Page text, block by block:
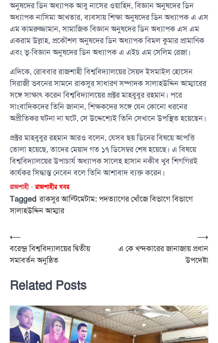
অনুষদের ডিন অধ্যাপক আবু নাসের ওয়াহিদ, বিজ্ঞান অনুষদের ডিন
অধ্যাপক নাসিমা আখতার, ব্যবসায় শিক্ষা অনুষদের ডিন অধ্যাপক এ এস
এম কামরুজ্জামান, সামাজিক বিজ্ঞান অনুষদের ডিন অধ্যাপক এস এম
একরাম উল্লাহ, প্রকৌশল অনুষদের ডিন অধ্যাপক বিমল কুমার প্রামাণিক
এবং ভূ-বিজ্ঞান অনুষদের ডিন অধ্যাপক এ এইচ এম সেলিম রেজা।
এদিকে, রোববার রাজশাহী বিশ্ববিদ্যালয়ের সৈয়দ ইসমাইল হোসেন
সিরাজী ভবনের সামনে রাকসুর সাধারণ সম্পাদক সালাহউদ্দিন আম্মারের
সঙ্গে সাক্ষাৎ করেন বিশ্ববিদ্যালয়ের প্রক্টর মাহবুবুর রহমান। পরে
সাংবাদিকদের তিনি জানান, শিক্ষকদের সঙ্গে যেন কোনো ধরনের
অপ্রীতিকর ঘটনা না ঘটে, সে উদ্দেশ্যেই তিনি সেখানে উপস্থিত হয়েছেন।
প্রক্টর মাহবুবুর রহমান আরও বলেন, যেসব ছয় ডিনের বিষয়ে আপত্তি
তোলা হয়েছে, তাদের মেয়াদ গত ১৭ ডিসেম্বর শেষ হয়েছে। এ বিষয়ে
বিশ্ববিদ্যালয়ের উপাচার্য অধ্যাপক সালেহ হাসান নকীব খুব শিগগিরই
কার্যকর সিদ্ধান্ত নেবেন বলে তিনি আশাবাদ ব্যক্ত করেন।
রাজশাহী রাজশাহীর খবর
Taggedরাকসুর আল্টিমেটাম: পদত্যাগের খোঁজে বিভাগে বিভাগে
সালাহউদ্দিন আম্মার
Post
navigation
⟵
বরেন্দ্র বিশ্ববিদ্যালয়ের দ্বিতীয়
সমাবর্তন অনুষ্ঠিত
এ কে খন্দকারের জানাজায় প্রধান
উপদেষ্টা
⟶
Related Posts